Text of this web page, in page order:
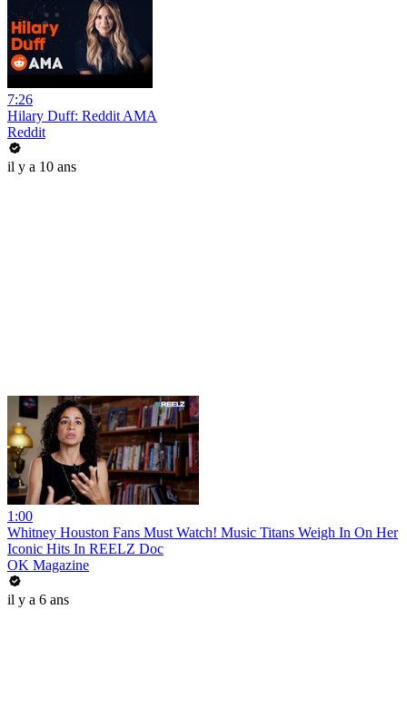
7:26
Hilary Duff: Reddit AMA
Reddit
il y a 10 ans
1:00
Whitney Houston Fans Must Watch! Music Titans Weigh In On Her
Iconic Hits In REELZ Doc
OK Magazine
il y a 6 ans